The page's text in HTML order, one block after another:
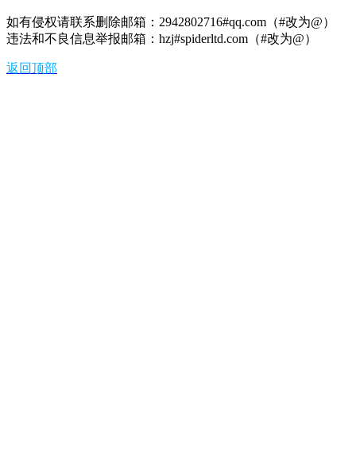
如有侵权请联系删除邮箱：2942802716#qq.com（#改为@）
违法和不良信息举报邮箱：hzj#spiderltd.com（#改为@）
返回顶部